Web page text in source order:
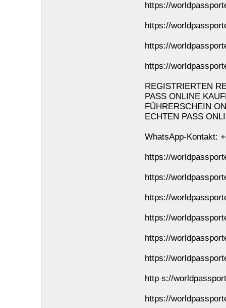
https://
https://
https://
https://
REGISTRIERTEN
PASS ONLINE
FÜHRERSCHEIN
ECHTEN PASS
WhatsApp-Kontakt:
https://
https://
https://
https://
https://
https://
http s://
https://